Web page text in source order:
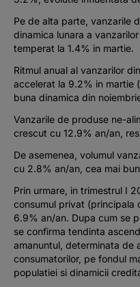
Pe de alta parte, vanzarile
dinamica lunara a
temperat la 1.4% in martie.
Ritmul anual al vanzarilor
accelerat la 9.2% in martie
buna dinamica din
Vanzarile de produse ne-
crescut cu 12.9% an/an,
De asemenea, volumul
cu 2.8% an/an, cea mai
Prin urmare, in trimestrul I
consumul privat (principala
6.9% an/an. Dupa cum se
se confirma tendinta
amanuntul, determinata de
consumatorilor, pe fondul
populatiei si dinamicii